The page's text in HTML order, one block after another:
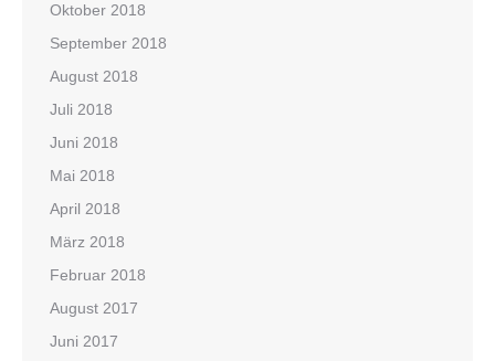
Oktober 2018
September 2018
August 2018
Juli 2018
Juni 2018
Mai 2018
April 2018
März 2018
Februar 2018
August 2017
Juni 2017